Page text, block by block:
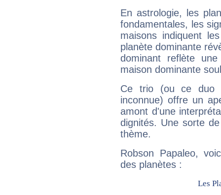
En astrologie, les
fondamentales, les
maisons indiquent
planète dominante
dominant reflète
maison dominante
Ce trio (ou ce duo
inconnue) offre un
amont d'une
dignités. Une sorte
thème.
Robson Papaleo,
des planètes :